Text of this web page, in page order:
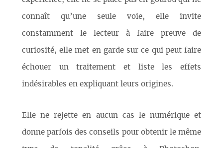
connaît qu’une seule voie, elle invite
constamment le lecteur à faire preuve de
curiosité, elle met en garde sur ce qui peut faire
échouer un traitement et liste les effets
indésirables en expliquant leurs origines.
Elle ne rejette en aucun cas le numérique et
donne parfois des conseils pour obtenir le même